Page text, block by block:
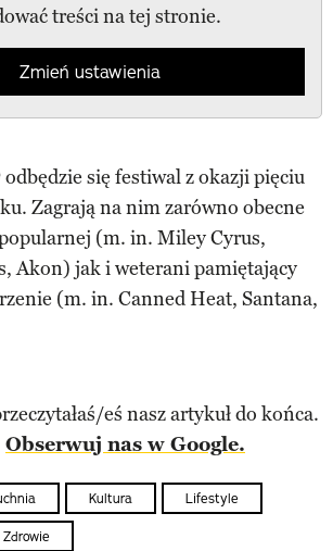
treści na tej stronie.
Zmień ustawienia
się festiwal z okazji pięciu
Zagrają na nim zarówno obecne
(m. in. Miley Cyrus,
Akon) jak i weterani pamiętający
(m. in. Canned Heat, Santana,
eś nasz artykuł do końca.
Obserwuj nas w Google.
Kultura Lifestyle
Zdrowie